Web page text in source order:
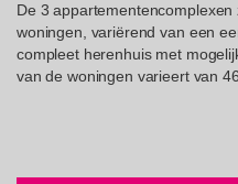
De 3
woningen, variërend van een
compleet herenhuis met
van de woningen varieert van